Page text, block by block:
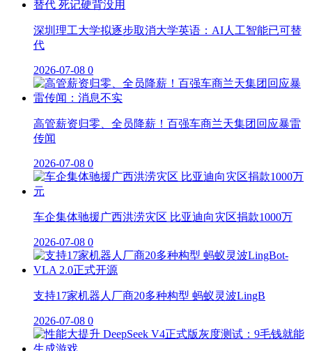
深圳理工大学拟逐步取消大学英语：AI人工智能已可替
代
2026-07-08 0
高管薪资归零、全员降薪！百强车商兰天集团回应暴雷
传闻
2026-07-08 0
车企集体驰援广西洪涝灾区 比亚迪向灾区捐款1000万
2026-07-08 0
支持17家机器人厂商20多种构型 蚂蚁灵波LingB
2026-07-08 0